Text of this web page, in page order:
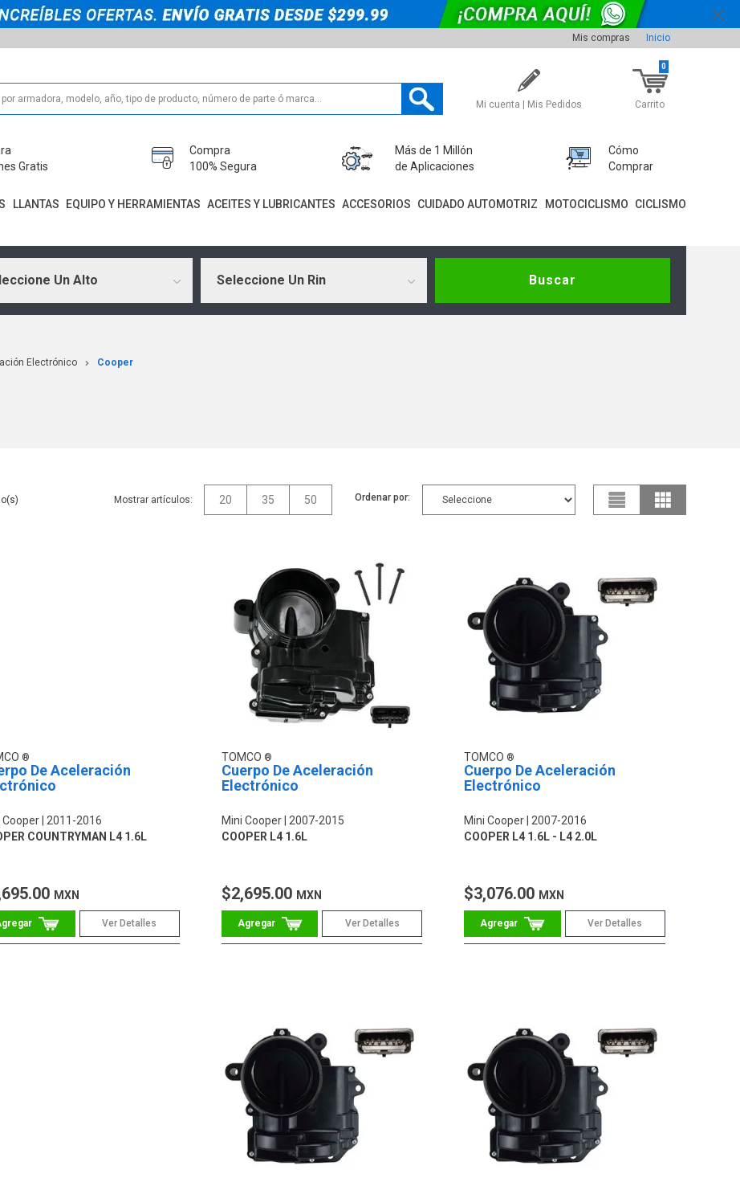
Mis compras Inicio
Mi cuenta | Mis Pedidos Carrito
0
Gratis
Compra
100% Segura
Más de 1 Millón
de Aplicaciones
Cómo
Comprar
LLANTAS EQUIPO Y HERRAMIENTAS ACEITES Y LUBRICANTES ACCESORIOS CUIDADO AUTOMOTRIZ MOTOCICLISMO CICLISMO
Electrónico Cooper
Un Alto Seleccione Un Rin Buscar
Mostrar artículos: 20 35 50 Ordenar por:
De Aceleración
Cooper
2011-2016
COUNTRYMAN L4 1.6L
MXN
Ver Detalles
TOMCO
Cuerpo De Aceleración
Electrónico
Mini Cooper
2007-2015
COOPER L4 1.6L
$2,695.00 MXN
Ver Detalles
TOMCO
Cuerpo De Aceleración
Electrónico
Mini Cooper
2007-2016
COOPER L4 1.6L - L4 2.0L
$3,076.00 MXN
Ver Detalles